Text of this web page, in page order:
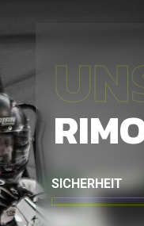
SICHERHEIT